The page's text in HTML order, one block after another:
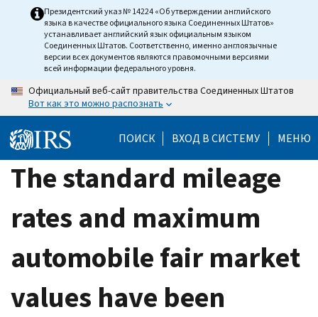
Президентский указ № 14224 «Об утверждении английского
языка в качестве официального языка Соединенных Штатов»
устанавливает английский язык официальным языком
Соединенных Штатов. Соответственно, именно англоязычные
версии всех документов являются правомочными версиями
всей информации федерального уровня.
Официальный веб-сайт правительства Соединенных Штатов
Вот как это можно распознать
ПОИСК ВХОД В СИСТЕМУ МЕНЮ
The standard mileage
rates and maximum
automobile fair market
values have been